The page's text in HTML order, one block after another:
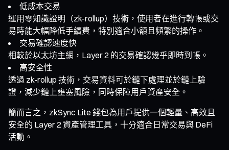
低成本交易
運用零知識證明（zk-rollup）技術，使用者在進行轉帳或交
易時能大幅降低手續費，特別適合小額且頻繁的操作。
交易確認速度快
相較於以太坊主網，Layer 2 的交易確認幾乎即時到帳。
高安全性
透過 zk-rollup 技術，交易資料可於鏈下處理並於鏈上驗
證，減少鏈上壅塞風險，同時保障用戶資產安全。
簡而言之，zkSync Lite 錢包為用戶提供一個輕量、高效且
安全的 Layer 2 資產管理工具，十分適合日常交易與 DeFi
活動。